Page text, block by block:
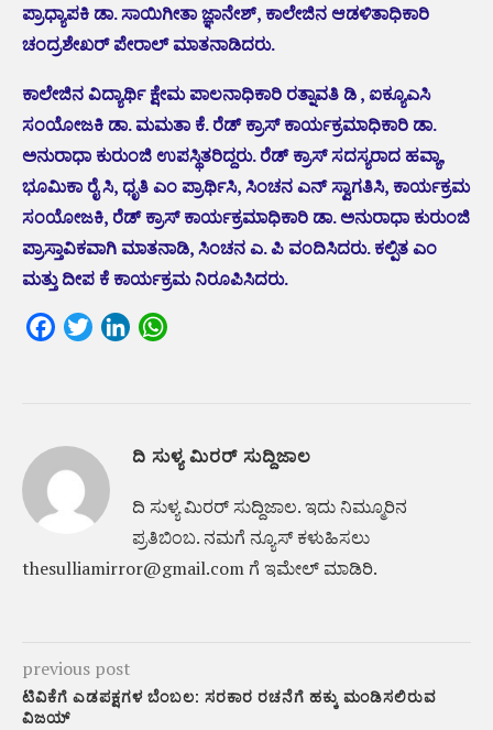
ಪ್ರಾಧ್ಯಾಪಕಿ ಡಾ. ಸಾಯಿಗೀತಾ ಜ್ಞಾನೇಶ್, ಕಾಲೇಜಿನ ಆಡಳಿತಾಧಿಕಾರಿ
ಚಂದ್ರಶೇಖರ್ ಪೇರಾಲ್ ಮಾತನಾಡಿದರು.
ಕಾಲೇಜಿನ ವಿದ್ಯಾರ್ಥಿ ಕ್ಷೇಮ ಪಾಲನಾಧಿಕಾರಿ ರತ್ನಾವತಿ ಡಿ , ಐಕ್ಯೂಎಸಿ
ಸಂಯೋಜಕಿ ಡಾ. ಮಮತಾ ಕೆ. ರೆಡ್ ಕ್ರಾಸ್ ಕಾರ್ಯಕ್ರಮಾಧಿಕಾರಿ ಡಾ.
ಅನುರಾಧಾ ಕುರುಂಜಿ ಉಪಸ್ಥಿತರಿದ್ದರು. ರೆಡ್ ಕ್ರಾಸ್ ಸದಸ್ಯರಾದ ಹವ್ಯಾ,
ಭೂಮಿಕಾ ರೈ ಸಿ, ಧೃತಿ ಎಂ ಪ್ರಾರ್ಥಿಸಿ, ಸಿಂಚನ ಎನ್ ಸ್ವಾಗತಿಸಿ, ಕಾರ್ಯಕ್ರಮ
ಸಂಯೋಜಕಿ, ರೆಡ್ ಕ್ರಾಸ್ ಕಾರ್ಯಕ್ರಮಾಧಿಕಾರಿ ಡಾ. ಅನುರಾಧಾ ಕುರುಂಜಿ
ಪ್ರಾಸ್ತಾವಿಕವಾಗಿ ಮಾತನಾಡಿ, ಸಿಂಚನ ಎ. ಪಿ ವಂದಿಸಿದರು. ಕಲ್ಪಿತ ಎಂ
ಮತ್ತು ದೀಪ ಕೆ ಕಾರ್ಯಕ್ರಮ ನಿರೂಪಿಸಿದರು.
FacebookTwitterLinkedIn
ದಿ ಸುಳ್ಯ ಮಿರರ್ ಸುದ್ದಿಜಾಲ
ದಿ ಸುಳ್ಯ ಮಿರರ್‌ ಸುದ್ದಿಜಾಲ. ಇದು ನಿಮ್ಮೂರಿನ
ಪ್ರತಿಬಿಂಬ. ನಮಗೆ ನ್ಯೂಸ್‌ ಕಳುಹಿಸಲು
thesulliamirror@gmail.com ಗೆ ಇಮೇಲ್ ಮಾಡಿರಿ.
previous post
ಟಿವಿಕೆಗೆ ಎಡಪಕ್ಷಗಳ ಬೆಂಬಲ: ಸರಕಾರ ರಚನೆಗೆ ಹಕ್ಕು ಮಂಡಿಸಲಿರುವ
ವಿಜಯ್